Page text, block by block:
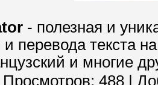
- полезная и
перевода текста
и многие
Просмотров: 488